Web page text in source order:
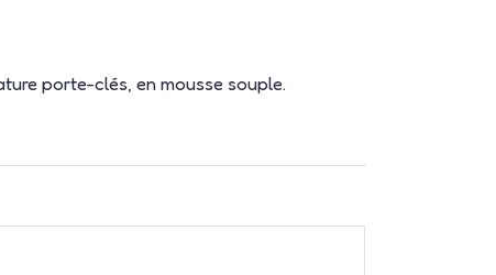
porte-clés, en mousse souple.